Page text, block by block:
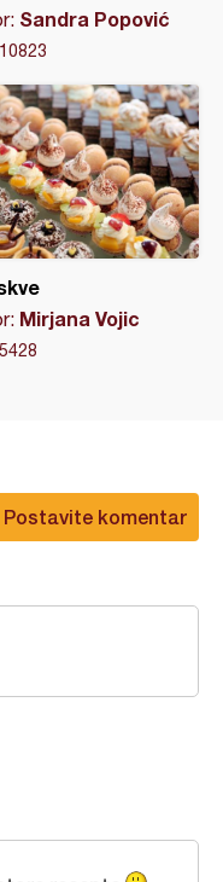
Sandra Popović
10823
Mirjana Vojic
5428
Postavite komentar